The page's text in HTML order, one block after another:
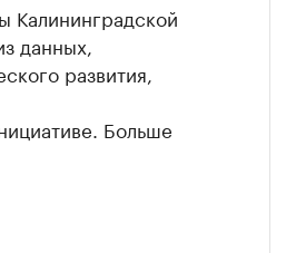
Калининградской
данных,
развития,
Больше